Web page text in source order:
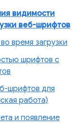
видимости
веб-шрифтов
время загрузки
шрифтов с
шрифтов для
работа)
и появление